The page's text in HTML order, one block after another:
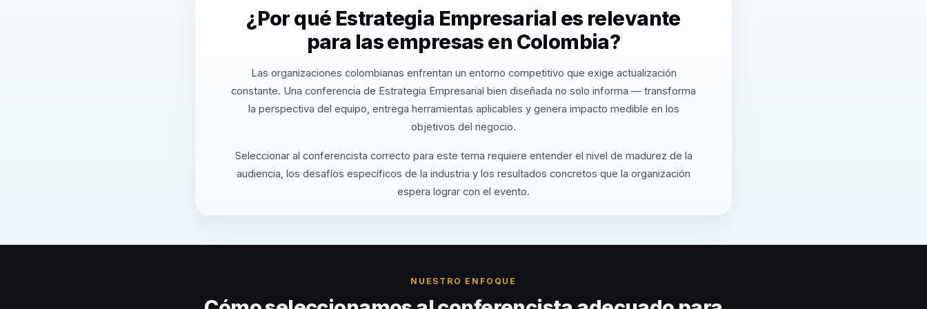
¿Por qué Estrategia Empresarial es relevante
para las empresas en Colombia?
Las organizaciones colombianas enfrentan un entorno competitivo que exige actualización
constante. Una conferencia de Estrategia Empresarial bien diseñada no solo informa — transforma
la perspectiva del equipo, entrega herramientas aplicables y genera impacto medible en los
objetivos del negocio.
Seleccionar al conferencista correcto para este tema requiere entender el nivel de madurez de la
audiencia, los desafíos específicos de la industria y los resultados concretos que la organización
espera lograr con el evento.
NUESTRO ENFOQUE